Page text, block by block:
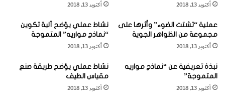
– البُوَيْمة الرّقطاء (Spotted Owlet
)
الاسم العلمي:
، فصيلة البُومِيَّة (
الطول 20 سم / 8 بوصات.
"
ل
ق
وْ
ل
ا
ل
ل
و
شَّ
ح
و
"
ا
أكتوبر 13, 2018 أكتوبر 13, 2018
عملية “تشتت الضوء” وأثرها على
مجموعة من الظواهر الجوية
أكتوبر 13, 2018
نشاط عملي يوّضح آلية تكوين
“نماذج مواريه” المتموجة
أكتوبر 13, 2018
نبذة تعريفية عن “نماذج مواريه
المتموجة”
أكتوبر 13, 2018
نشاط عملي يوّضح طريقة صنع
مقياس الطيف
أكتوبر 13, 2018